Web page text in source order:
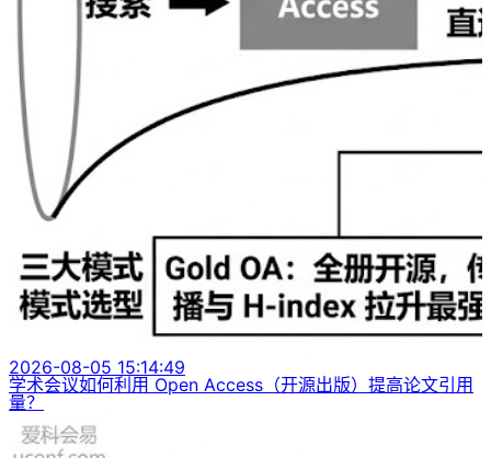
2026-08-05 15:14:49
学术会议如何利用 Open Access（开源出版）提高论文引用
量？